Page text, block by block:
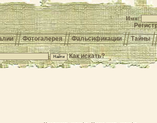
Имя:
Фотогалерея Фальсификации Тайны
Как искать?